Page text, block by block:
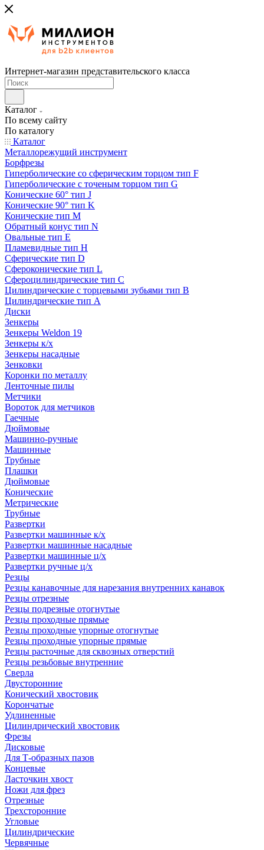
Интернет-магазин представительского класса
Каталог
По всему сайту
По каталогу
Каталог
Металлорежущий инструмент
Борфрезы
Гиперболические cо сферическим торцом тип F
Гиперболические с точеным торцом тип G
Конические 60° тип J
Конические 90° тип K
Конические тип M
Обратный конус тип N
Овальные тип E
Пламевидные тип H
Сферические тип D
Сфероконические тип L
Сфероцилиндрические тип C
Цилиндрические с торцевыми зубьями тип B
Цилиндрические тип А
Диски
Зенкеры
Зенкеры Weldon 19
Зенкеры к/х
Зенкеры насадные
Зенковки
Коронки по металлу
Ленточные пилы
Метчики
Вороток для метчиков
Гаечные
Дюймовые
Машинно-ручные
Машинные
Трубные
Плашки
Дюймовые
Конические
Метрические
Трубные
Развертки
Развертки машинные к/х
Развертки машинные насадные
Развертки машинные ц/х
Развертки ручные ц/х
Резцы
Резцы канавочные для нарезания внутренних канавок
Резцы отрезные
Резцы подрезные отогнутые
Резцы проходные прямые
Резцы проходные упорные отогнутые
Резцы проходные упорные прямые
Резцы расточные для сквозных отверстий
Резцы резьбовые внутренние
Сверла
Двусторонние
Конический хвостовик
Корончатые
Удлиненные
Цилиндрический хвостовик
Фрезы
Дисковые
Для Т-образных пазов
Концевые
Ласточкин хвост
Ножи для фрез
Отрезные
Трехсторонние
Угловые
Цилиндрические
Червячные